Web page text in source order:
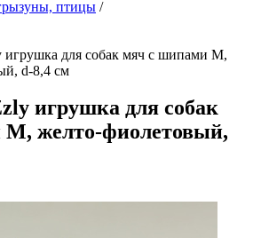
птицы /
для собак мяч с шипами M,
d-8,4 см
игрушка для собак
желто-фиолетовый,